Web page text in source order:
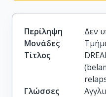
Περίληψη
Δεν
Μονάδες
Τίτλος
Γλώσσες